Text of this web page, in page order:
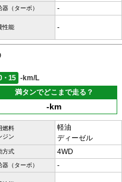
器（ターボ） -
性能 -
・15
-km/L
満タンでどこまで走る？
-km
燃料
ジン
軽油
ディーゼル
方式 4WD
器（ターボ） -